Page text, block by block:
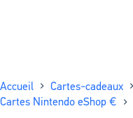
Accueil Cartes-cadeaux
Cartes Nintendo eShop €